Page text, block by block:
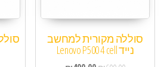
סוללה מקורית למחשב
נייד Lenovo P500 4 cell